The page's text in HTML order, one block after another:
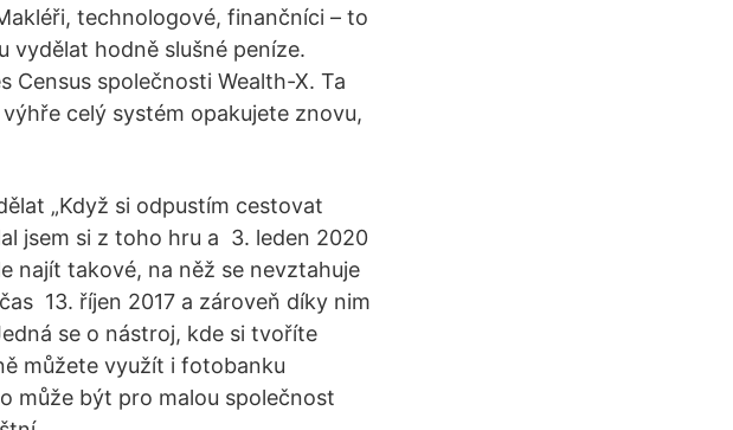
technologové, finančníci – to
vydělat hodně slušné peníze.
Census společnosti Wealth-X. Ta
celý systém opakujete znovu,
„Když si odpustím cestovat
jsem si z toho hru a 3. leden 2020
najít takové, na něž se nevztahuje
13. říjen 2017 a zároveň díky nim
se o nástroj, kde si tvoříte
můžete využít i fotobanku
může být pro malou společnost